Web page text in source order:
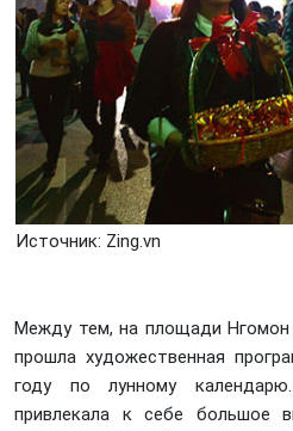
Источник: Zing.vn
Между тем, на площади Нгомон
прошла художественная
году по лунному
привлекала к себе большое